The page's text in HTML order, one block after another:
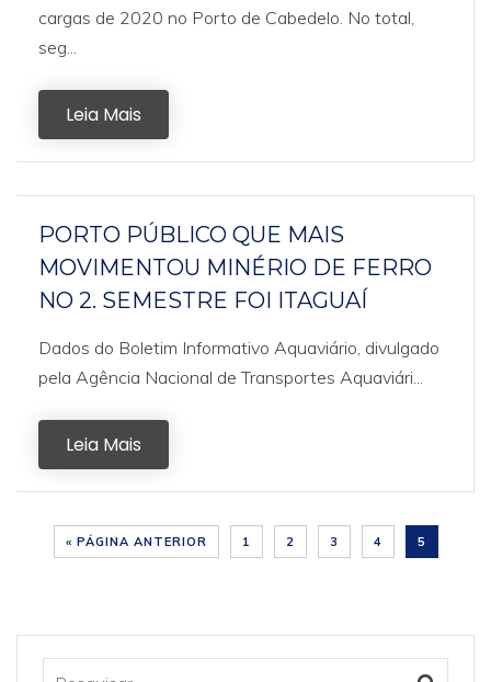
cargas de 2020 no Porto de Cabedelo. No total,
seg...
Leia Mais
PORTO PÚBLICO QUE MAIS
MOVIMENTOU MINÉRIO DE FERRO
NO 2. SEMESTRE FOI ITAGUAÍ
Dados do Boletim Informativo Aquaviário, divulgado
pela Agência Nacional de Transportes Aquaviári...
Leia Mais
« PÁGINA ANTERIOR 1 2 3 4 5